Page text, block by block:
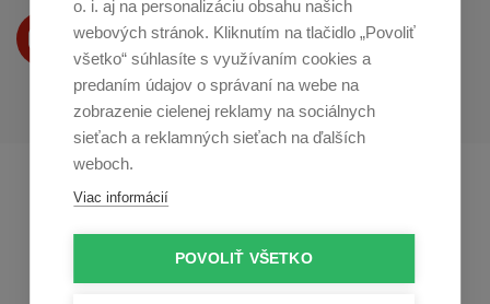
o. i. aj na personalizáciu obsahu našich
webových stránok. Kliknutím na tlačidlo „Povoliť
všetko“ súhlasíte s využívaním cookies a
predaním údajov o správaní na webe na
zobrazenie cielenej reklamy na sociálnych
sieťach a reklamných sieťach na ďalších
weboch.
Viac informácií
POVOLIŤ VŠETKO
Produkty Vám predstavujeme
na Youtube
Profikuchař.cz